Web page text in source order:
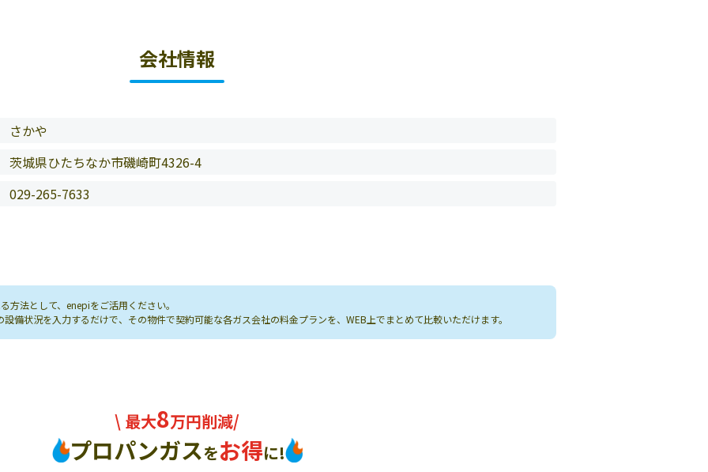
会社情報
さかや
茨城県ひたちなか市磯崎町4326-4
029-265-7633
方法として、enepiをご活用ください。
備状況を入力するだけで、その物件で契約可能な各ガス会社の料金プランを、WEB上でまとめて比較いただけます。
\ 最大8万円削減/
プロパンガスをお得に!